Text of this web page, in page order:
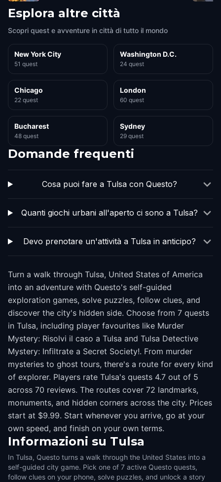
Esplora altre città
Scopri quest e avventure in città di tutto il mondo
New York City
51 quest
Washington D.C.
24 quest
Chicago
22 quest
London
60 quest
Bucharest
48 quest
Sydney
29 quest
Domande frequenti
Cosa puoi fare a Tulsa con Questo?
Quanti giochi urbani all'aperto ci sono a Tulsa?
Devo prenotare un'attività a Tulsa in anticipo?
Turn a walk through Tulsa, United States of America
into an adventure with Questo's self-guided
exploration games, solve puzzles, follow clues, and
discover the city's hidden side. Choose from 7 quests
in Tulsa, including player favourites like Murder
Mystery: Risolvi il caso a Tulsa and Tulsa Detective
Mystery: Infiltrate a Secret Society!. From murder
mysteries to ghost tours, there's a route for every kind
of explorer. Players rate Tulsa's quests 4.7 out of 5
across 70 reviews. The routes cover 72 landmarks,
monuments, and hidden corners across the city. Prices
start at $9.99. Start whenever you arrive, go at your
own speed, and finish on your own terms.
Informazioni su Tulsa
In Tulsa, Questo turns a walk through the United States into a
self-guided city game. Pick one of 7 active Questo quests,
follow clues on your phone, solve puzzles, and unlock a story